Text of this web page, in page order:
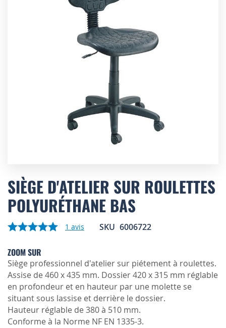
to
the
beginning
of
images
SIÈGE D'ATELIER SUR ROULETTES
POLYURÉTHANE BAS
1 avis SKU 6006722
ZOOM SUR
Siège professionnel d'atelier sur piétement à roulettes.
Assise de 460 x 435 mm. Dossier 420 x 315 mm réglable
en profondeur et en hauteur par une molette se
situant sous lassise et derrière le dossier.
Hauteur réglable de 380 à 510 mm.
Conforme à la Norme NF EN 1335-3.